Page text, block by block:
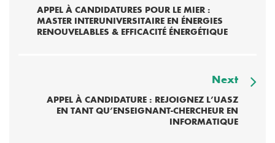
APPEL À CANDIDATURES POUR LE MIER :
MASTER INTERUNIVERSITAIRE EN ÉNERGIES
RENOUVELABLES & EFFICACITÉ ÉNERGÉTIQUE
Next
APPEL À CANDIDATURE : REJOIGNEZ L’UASZ
EN TANT QU’ENSEIGNANT-CHERCHEUR EN
INFORMATIQUE